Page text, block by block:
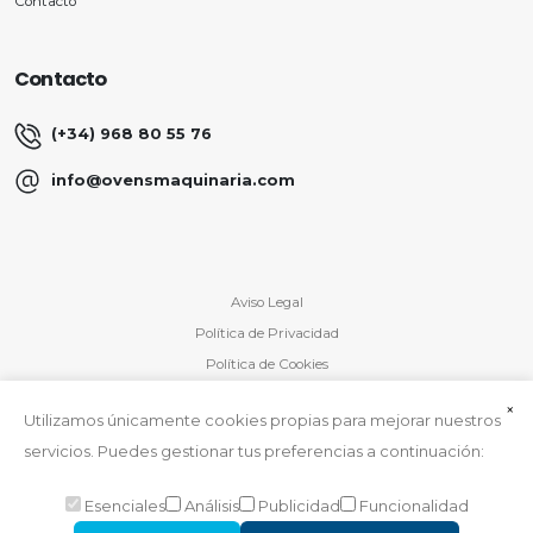
×
Utilizamos únicamente cookies propias para mejorar nuestros
servicios. Puedes gestionar tus preferencias a continuación:
Esenciales Análisis Publicidad Funcionalidad
Contacto
(+34) 968 80 55 76
info@ovensmaquinaria.com
Aviso Legal
Política de Privacidad
Política de Cookies